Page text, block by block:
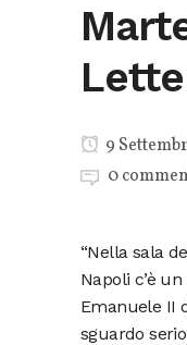
9
0
“Nella sala
Napoli c’è
Emanuele II
sguardo